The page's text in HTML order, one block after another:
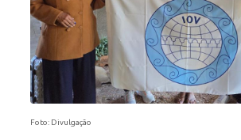
Foto: Divulgação